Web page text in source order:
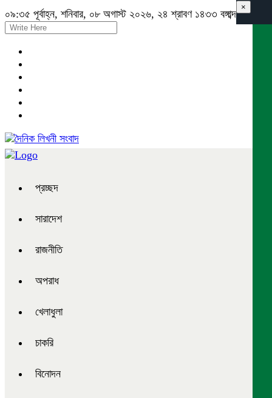
০৯:৩৫ পূর্বাহ্ন, শনিবার, ০৮ অগাস্ট ২০২৬, ২৪ শ্রাবণ ১৪৩৩ বঙ্গাব্দ
প্রচ্ছদ
সারাদেশ
রাজনীতি
অপরাধ
খেলাধুলা
চাকরি
বিনোদন
×